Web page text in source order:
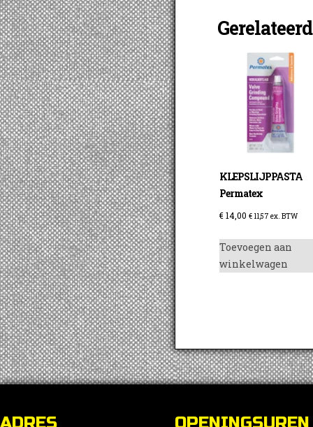
KLEPSLIJPPASTA
Permatex
€14,00 € 11,57 ex. BTW
Toevoegen aan
winkelwagen